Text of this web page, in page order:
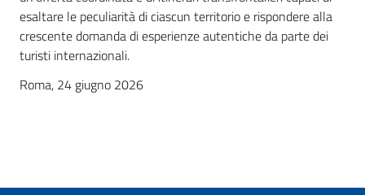
esaltare le peculiarità di ciascun territorio e rispondere alla
crescente domanda di esperienze autentiche da parte dei
turisti internazionali.
Roma, 24 giugno 2026